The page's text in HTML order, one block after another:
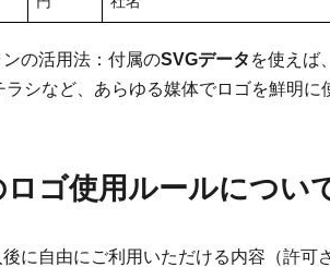
の活用法：付属のSVGデータ を使えば、
シなど、あらゆる媒体でロゴを鮮明に
ロゴ使用ルールについ
に自由にご利用いただける内容（許可